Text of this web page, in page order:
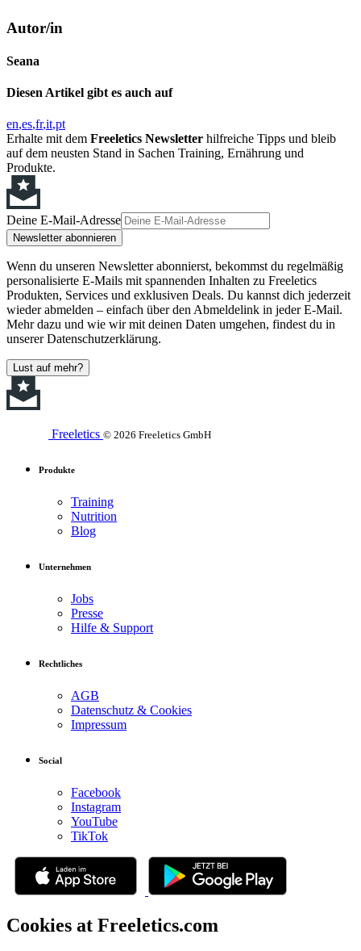
Autor/in
Seana
Diesen Artikel gibt es auch auf
en es fr it pt
Erhalte mit dem Freeletics Newsletter hilfreiche Tipps und bleib
auf dem neusten Stand in Sachen Training, Ernährung und
Produkte.
Deine E-Mail-Adresse
Newsletter abonnieren
Wenn du unseren Newsletter abonnierst, bekommst du regelmäßig
personalisierte E-Mails mit spannenden Inhalten zu Freeletics
Produkten, Services und exklusiven Deals. Du kannst dich jederzeit
wieder abmelden – einfach über den Abmeldelink in jeder E-Mail.
Mehr dazu und wie wir mit deinen Daten umgehen, findest du in
unserer Datenschutzerklärung.
Lust auf mehr?
Freeletics © 2026 Freeletics GmbH
Produkte
Training
Nutrition
Blog
Unternehmen
Jobs
Presse
Hilfe & Support
Rechtliches
AGB
Datenschutz & Cookies
Impressum
Social
Facebook
Instagram
YouTube
TikTok
Cookies at Freeletics.com